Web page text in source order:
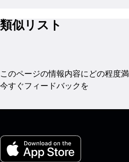
類似リスト
このページの情報内容にどの程度
今すぐフィードバックを